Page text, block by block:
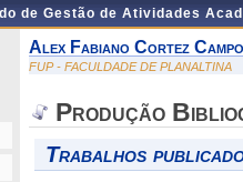
de Gestão de Atividades
Alex Fabiano Cortez
FUP - FACULDADE DE PLANALTINA
Produção
Trabalhos